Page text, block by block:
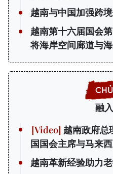
越南与中国加强跨
越南第十六届国会
将海岸空间廊道与
融
越南政府总
国国会主席与马来
越南革新经验助力